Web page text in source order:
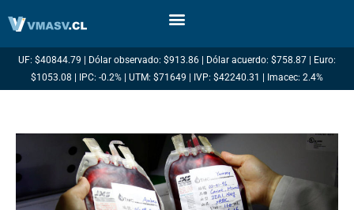
UF: $40844.79 | Dólar observado: $913.86 | Dólar acuerdo: $758.87 | Euro:
$1053.08 | IPC: -0.2% | UTM: $71649 | IVP: $42240.31 | Imacec: 2.4%